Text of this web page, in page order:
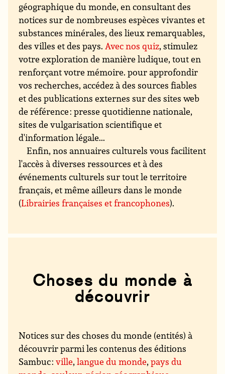
géographique du monde, en consultant des
notices sur de nombreuses espèces vivantes et
substances minérales, des lieux remarquables,
des villes et des pays.Avec nos quiz, stimulez
votre exploration de manière ludique, tout en
renforçant votre mémoire. pour approfondir
vos recherches, accédez à des sources fiables
et des publications externes sur des sites web
de référence : presse quotidienne nationale,
sites de vulgarisation scientifique et
d'information légale...
Enfin, nos annuaires culturels vous facilitent
l'accès à diverses ressources et à des
événements culturels sur tout le territoire
français, et même ailleurs dans le monde
(Librairies françaises et francophones).
Choses du monde à
découvrir
Notices sur des choses du monde (entités) à
découvrir parmi les contenus des éditions
Sambuc :ville,langue du monde,pays du